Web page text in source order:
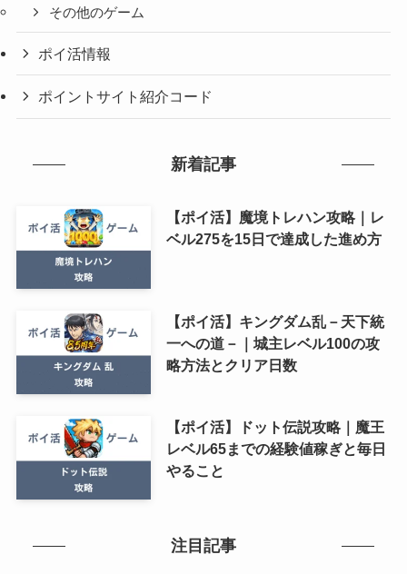
その他のゲーム
ポイ活情報
ポイントサイト紹介コード
新着記事
【ポイ活】魔境トレハン攻略｜レ
ベル275を15日で達成した進め方
【ポイ活】キングダム乱－天下統
一への道－｜城主レベル100の攻
略方法とクリア日数
【ポイ活】ドット伝説攻略｜魔王
レベル65までの経験値稼ぎと毎日
やること
注目記事